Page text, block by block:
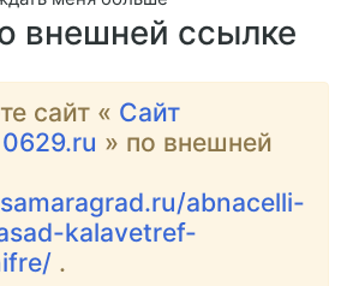
внешней ссылке
сайт « Сайт
» по внешней
abnacelli-
kalavetref-
.